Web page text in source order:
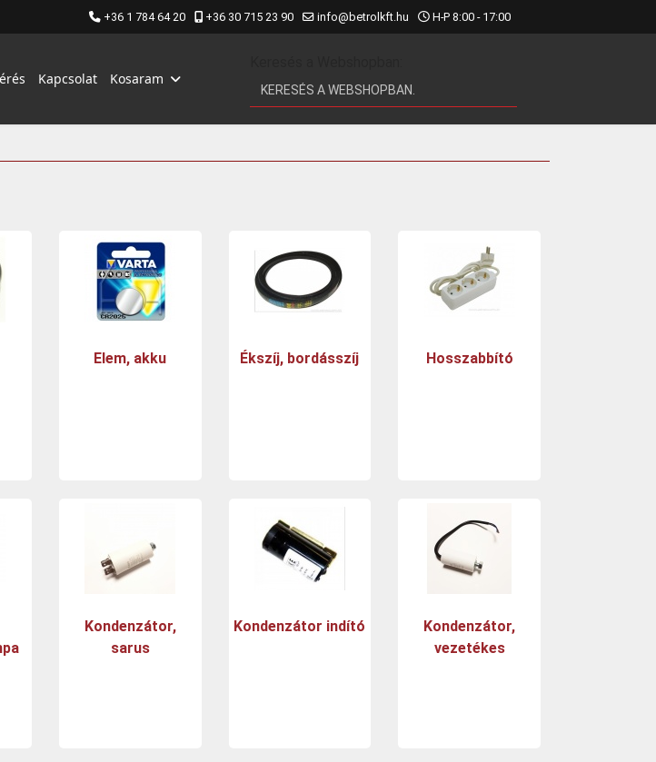
+36 1 784 64 20 +36 30 715 23 90 info@betrolkft.hu H-P 8:00 - 17:00
Kapcsolat Kosaram
Elem, akku Ékszíj, bordásszíj Hosszabbító
Kondenzátor,
sarus
Kondenzátor indító
Kondenzátor,
vezetékes